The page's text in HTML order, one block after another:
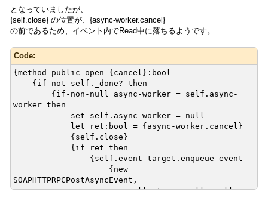
}
}
set self._done? = true
}
{return ret}
}
}
{return false}
となっていましたが、
{self.close} の位置が、{async-worker.cancel}
の前であるため、イベント内でRead中に落ちるようです。
Code:
{method public open {cancel}:bool
{if not self._done? then
{if-non-null async-worker = self.async-
worker then
set self.async-worker = null
let ret:bool = {async-worker.cancel}
{self.close}
{if ret then
{self.event-target.enqueue-event
{new
SOAPHTTPRPCPostAsyncEvent,
null, true, null, null,